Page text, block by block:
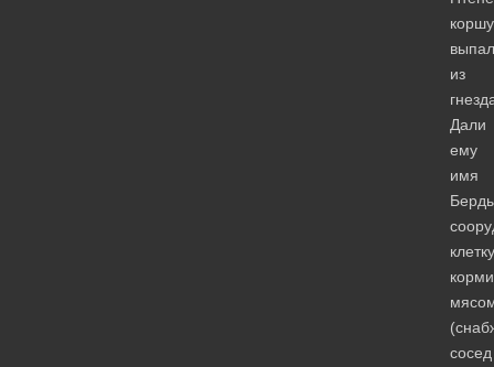
выпал
из
Дали
ему
имя
сосед